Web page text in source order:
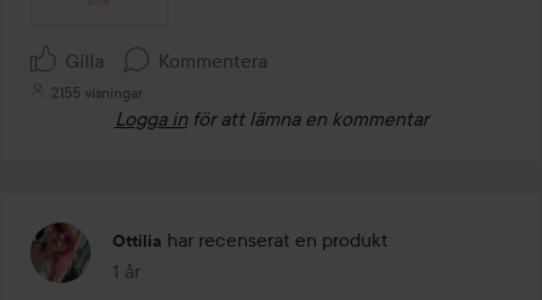
Gilla Kommentera
2155 visningar
Logga in för att lämna en kommentar
Ottilia har recenserat en produkt
1 år
Inlägget skapades 1 år